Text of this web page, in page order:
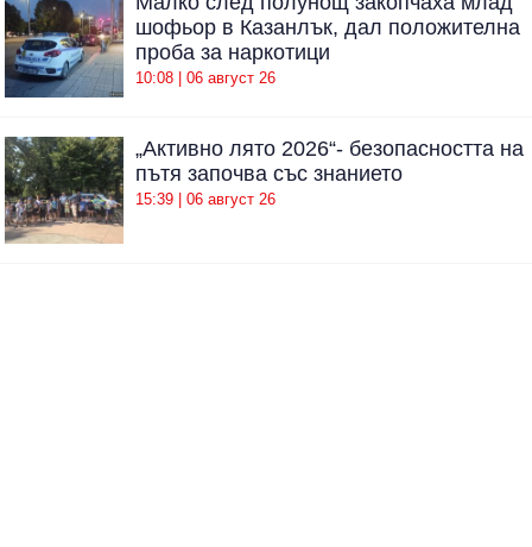
шофьор в Казанлък, дал положителна
проба за наркотици
10:08 | 06 август 26
„Активно лято 2026“- безопасността на
пътя започва със знанието
15:39 | 06 август 26